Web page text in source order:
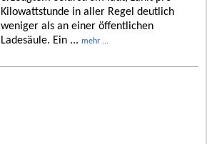
Kilowattstunde in aller Regel deutlich
weniger als an einer öffentlichen
Ladesäule. Ein ... mehr ...